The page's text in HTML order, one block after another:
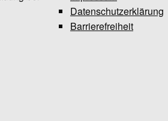
Datenschutzerklärung
Barrierefreiheit